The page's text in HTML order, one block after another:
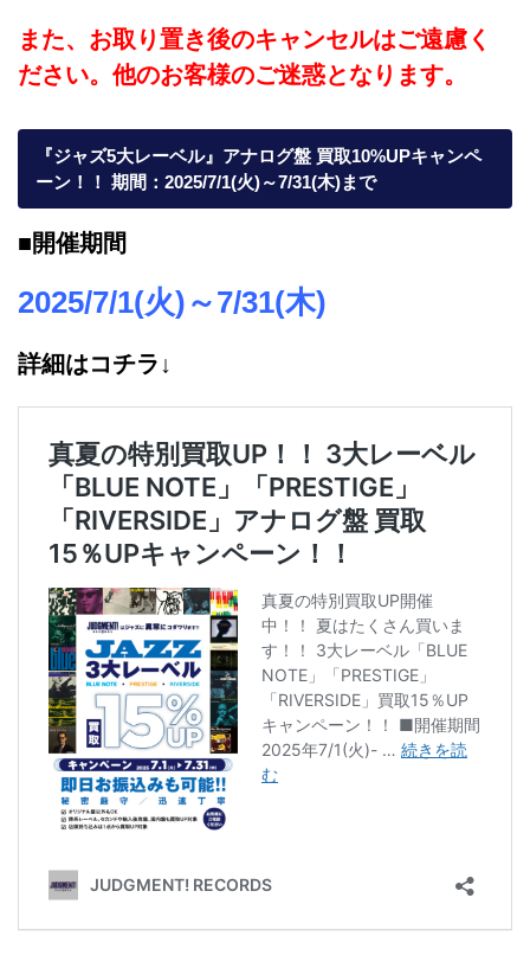
また、お取り置き後のキャンセルはご遠慮く
ださい。他のお客様のご迷惑となります。
『ジャズ5大レーベル』アナログ盤 買取10%UPキャンペ
ーン！！ 期間：2025/7/1(火)～7/31(木)まで
■開催期間
2025/7/1(火)～7/31(木)
詳細はコチラ↓